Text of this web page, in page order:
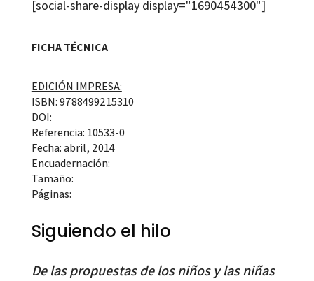
[social-share-display display="1690454300"]
FICHA TÉCNICA
EDICIÓN IMPRESA:
ISBN: 9788499215310
DOI:
Referencia: 10533-0
Fecha: abril, 2014
Encuadernación:
Tamaño:
Páginas:
Siguiendo el hilo
De las propuestas de los niños y las niñas